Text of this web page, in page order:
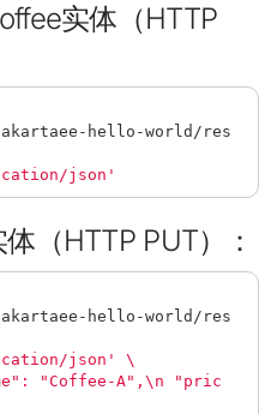
实体（HTTP
json'
（HTTP PUT）：
json'
"Coffee-A",\n "pric